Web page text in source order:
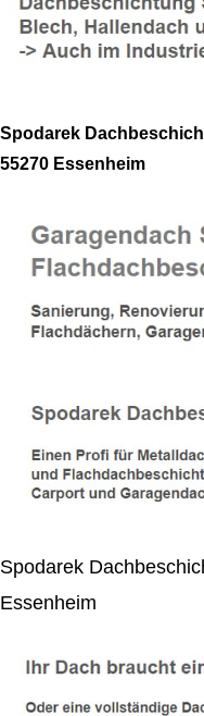
Spodarek
55270 Essenheim
Spodarek
Essenheim